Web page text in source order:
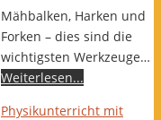
Mähbalken, Harken und
Forken – dies sind die
wichtigsten Werkzeuge…
Weiterlesen...
Physikunterricht mit